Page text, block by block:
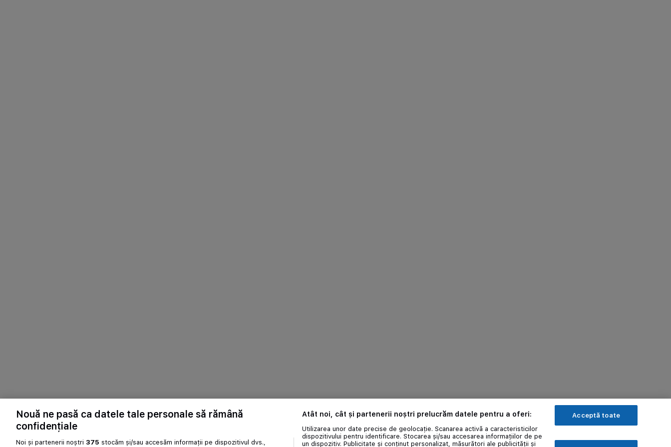
Nouă ne pasă ca datele tale personale să rămână
confidențiale
Noi și partenerii noștri 375 stocăm și/sau accesăm informații pe dispozitivul dvs.,
Atât noi, cât și partenerii noștri prelucrăm datele pentru a oferi:
Utilizarea unor date precise de geolocație. Scanarea activă a caracteristicilor
dispozitivului pentru identificare. Stocarea și/sau accesarea informațiilor de pe
un dispozitiv. Publicitate și conținut personalizat, măsurători ale publicității și
Acceptă toate